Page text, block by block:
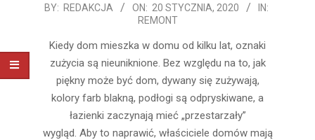
2020-
20
BY: REDAKCJA ON: 20 STYCZNIA, 2020
IN:
REMONT
Kiedy dom mieszka w domu od kilku lat, oznaki
zużycia są nieuniknione. Bez względu na to, jak
piękny może być dom, dywany się zużywają,
kolory farb blakną, podłogi są odpryskiwane, a
łazienki zaczynają mieć „przestarzały”
wygląd. Aby to naprawić, właściciele domów mają